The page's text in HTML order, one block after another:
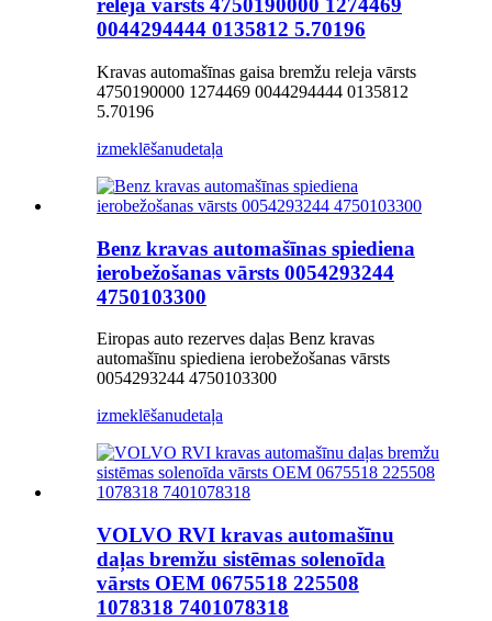
releja vārsts 4750190000 1274469
0044294444 0135812 5.70196
Kravas automašīnas gaisa bremžu releja vārsts
4750190000 1274469 0044294444 0135812
5.70196
izmeklēšanudetaļa
Benz kravas automašīnas spiediena
ierobežošanas vārsts 0054293244
4750103300
Eiropas auto rezerves daļas Benz kravas
automašīnu spiediena ierobežošanas vārsts
0054293244 4750103300
izmeklēšanudetaļa
VOLVO RVI kravas automašīnu
daļas bremžu sistēmas solenoīda
vārsts OEM 0675518 225508
1078318 7401078318